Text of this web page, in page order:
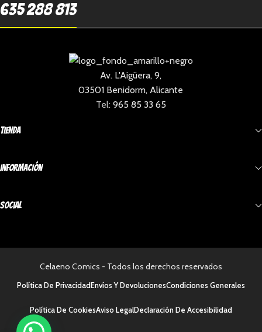
635 288 813
Av. L'Aigüera, 9,
03501 Benidorm, Alicante
Tel: 965 85 33 65
Tienda
Información
Social
Celaeno Comics - Todos los derechos reservados
Política De PrivacidadEnvíos Y DevolucionesCondiciones Generales
Política De CookiesAviso LegalDeclaración De Accesibilidad